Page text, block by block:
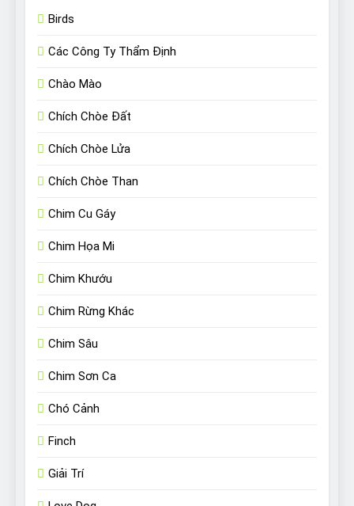
Birds
Các Công Ty Thẩm Định
Chào Mào
Chích Chòe Đất
Chích Chòe Lửa
Chích Chòe Than
Chim Cu Gáy
Chim Họa Mi
Chim Khướu
Chim Rừng Khác
Chim Sâu
Chim Sơn Ca
Chó Cảnh
Finch
Giải Trí